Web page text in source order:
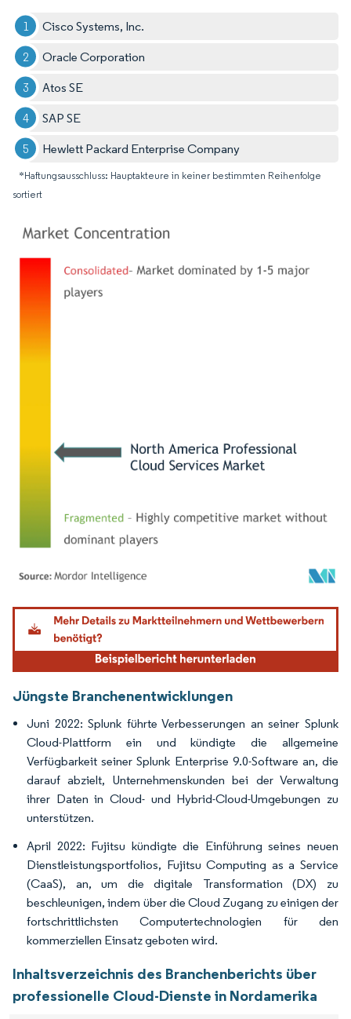
Cisco Systems, Inc.
Oracle Corporation
Atos SE
SAP SE
Hewlett Packard Enterprise Company
*Haftungsausschluss: Hauptakteure in keiner bestimmten Reihenfolge
sortiert
Bild © Mordor Intelligence. Wiederverwendung erfordert Namensnennung gemäß
Jüngste Branchenentwicklungen
Juni 2022: Splunk führte Verbesserungen an seiner Splunk
Cloud-Plattform ein und kündigte die allgemeine
Verfügbarkeit seiner Splunk Enterprise 9.0-Software an, die
darauf abzielt, Unternehmenskunden bei der Verwaltung
ihrer Daten in Cloud- und Hybrid-Cloud-Umgebungen zu
unterstützen.
April 2022: Fujitsu kündigte die Einführung seines neuen
Dienstleistungsportfolios, Fujitsu Computing as a Service
(CaaS), an, um die digitale Transformation (DX) zu
beschleunigen, indem über die Cloud Zugang zu einigen der
fortschrittlichsten Computertechnologien für den
kommerziellen Einsatz geboten wird.
Inhaltsverzeichnis des Branchenberichts über
professionelle Cloud-Dienste in Nordamerika